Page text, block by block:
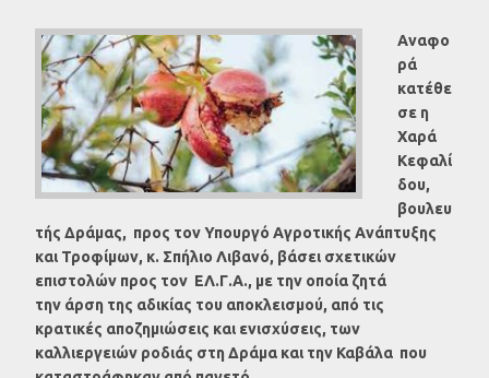
Αναφο
ρά
κατέθε
σε η
Χαρά
Κεφαλί
δου,
βουλευ
τής Δράμας, προς τον Υπουργό Αγροτικής Ανάπτυξης
και Τροφίμων, κ. Σπήλιο Λιβανό, βάσει σχετικών
επιστολών προς τον ΕΛ.Γ.Α., με την οποία ζητά
την άρση της αδικίας του αποκλεισμού, από τις
κρατικές αποζημιώσεις και ενισχύσεις, των
καλλιεργειών ροδιάς στη Δράμα και την Καβάλα που